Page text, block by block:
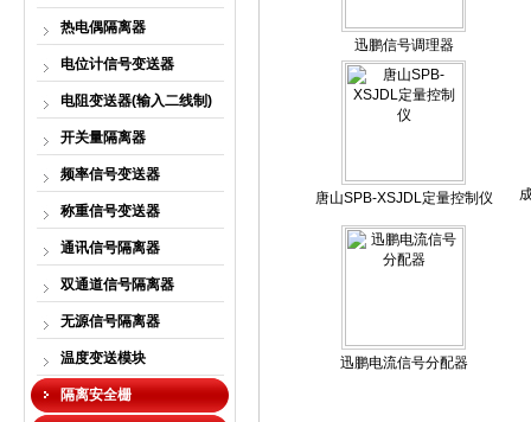
热电偶隔离器
电位计信号变送器
电阻变送器(输入二线制)
开关量隔离器
频率信号变送器
称重信号变送器
通讯信号隔离器
双通道信号隔离器
无源信号隔离器
温度变送模块
隔离安全栅
迅鹏信号调理器
唐山SPB-XSJDL定量控制仪
迅鹏电流信号分配器